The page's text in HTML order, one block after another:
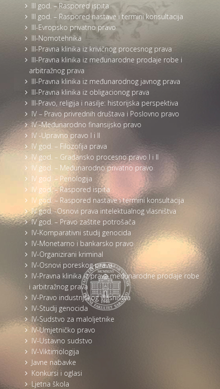
III god. – Raspored ispita
III god. – Raspored nastave i termini konsultacija
III-Evropsko privatno pravo
III-Nomotehnika
III-Pravna klinika iz krivičnog procesnog prava
III-Pravna klinika iz međunarodne prodaje robe i
arbitražnog prava
III-Pravna klinika iz međunarodnog javnog prava
III-Pravna klinika iz obligacionog prava
III-Pravo, religija i nasilje: historijska perspektiva
IV – Pravo privrednih društava i Poslovno pravo
IV -Međunarodno finansijsko pravo
IV -Upravno pravo I i II
IV god. – Filozofija prava
IV god. – Građansko procesno pravo I i II
IV god. – Međunarodno privatno pravo
IV god. – Penologija
IV god. – Raspored ispita
IV god. – Raspored nastave i termini konsultacija
IV god. -Osnovi prava intelektualnog vlasništva
IV god. – Pravo zaštite potrošača
IV-Komparativni studij genocida
IV-Monetarno i bankarsko pravo
IV-Organizirani kriminal
IV-Osnovi poreskog prava
IV-Pravna klinika iz prava međunarodne prodaje robe
i arbitražnog prava
IV-Pravo industrijskog vlasništva
IV-Studij genocida
IV-Sudstvo za maloljetnike
IV-Umjetničko pravo
IV-Ustavno sudstvo
IV-Viktimologija
Javne nabavke
Konkursi i oglasi
Ljetna škola